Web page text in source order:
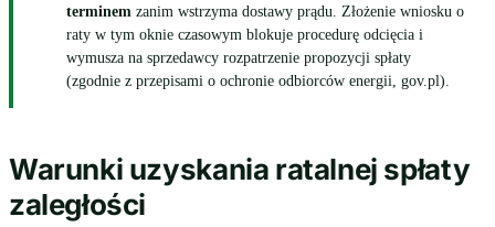
terminem zanim wstrzyma dostawy prądu. Złożenie wniosku o
raty w tym oknie czasowym blokuje procedurę odcięcia i
wymusza na sprzedawcy rozpatrzenie propozycji spłaty
(zgodnie z przepisami o ochronie odbiorców energii, gov.pl).
Warunki uzyskania ratalnej spłaty
zaległości